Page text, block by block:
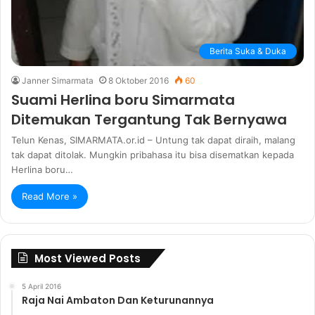
Berita Suka & Duka
Janner Simarmata 8 Oktober 2016 60
Suami Herlina boru Simarmata
Ditemukan Tergantung Tak Bernyawa
Telun Kenas, SIMARMATA.or.id – Untung tak dapat diraih, malang
tak dapat ditolak. Mungkin pribahasa itu bisa disematkan kepada
Herlina boru…
Read More »
Most Viewed Posts
5 April 2016
Raja Nai Ambaton Dan Keturunannya